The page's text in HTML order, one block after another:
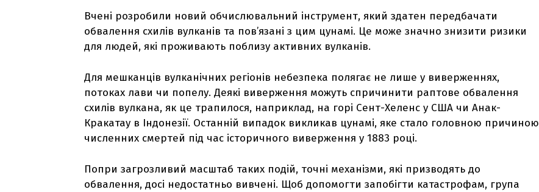
Вчені розробили новий обчислювальний інструмент, який здатен передбачати
обвалення схилів вулканів та пов’язані з цим цунамі. Це може значно знизити ризики
для людей, які проживають поблизу активних вулканів.
Для мешканців вулканічних регіонів небезпека полягає не лише у виверженнях,
потоках лави чи попелу. Деякі виверження можуть спричинити раптове обвалення
схилів вулкана, як це трапилося, наприклад, на горі Сент-Хеленс у США чи Анак-
Кракатау в Індонезії. Останній випадок викликав цунамі, яке стало головною причиною
численних смертей під час історичного виверження у 1883 році.
Попри загрозливий масштаб таких подій, точні механізми, які призводять до
обвалення, досі недостатньо вивчені. Щоб допомогти запобігти катастрофам, група